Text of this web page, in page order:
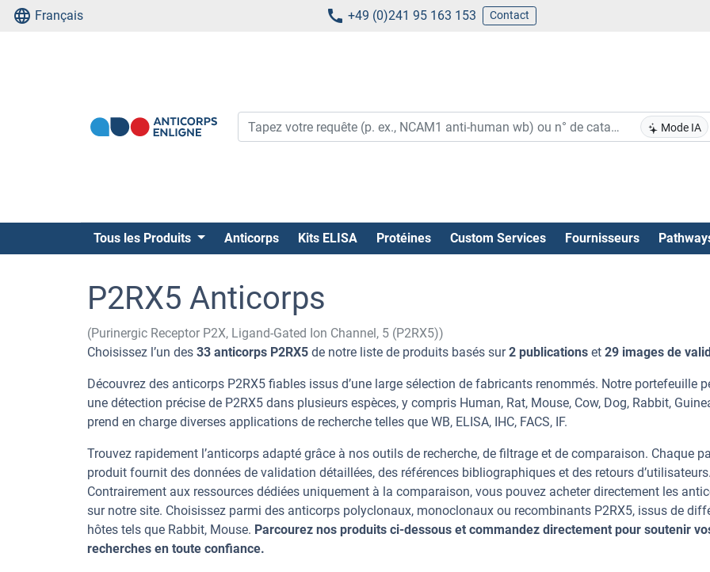
Français +49 (0)241 95 163 153 Contact
Mode IA
Tous les Produits Anticorps Kits ELISA Protéines Custom Services Fournisseurs
P2RX5 Anticorps
(Purinergic Receptor P2X, Ligand-Gated Ion Channel, 5 (P2RX5))
Choisissez l’un des 33 anticorps P2RX5 de notre liste de produits basés sur2 publications et 29 images de
Découvrez des anticorps P2RX5 fiables issus d’une large sélection de fabricants renommés. Notre portefeuille
une détection précise de P2RX5 dans plusieurs espèces, y compris Human, Rat, Mouse, Cow, Dog, Rabbit,
prend en charge diverses applications de recherche telles que WB, ELISA, IHC, FACS, IF.
Trouvez rapidement l’anticorps adapté grâce à nos outils de recherche, de filtrage et de comparaison. Chaque
produit fournit des données de validation détaillées, des références bibliographiques et des retours d’utilisateurs.
Contrairement aux ressources dédiées uniquement à la comparaison, vous pouvez acheter directement les
sur notre site. Choisissez parmi des anticorps polyclonaux, monoclonaux ou recombinants P2RX5, issus de
hôtes tels que Rabbit, Mouse. Parcourez nos produits ci-dessous et commandez directement pour soutenir
recherches en toute confiance.